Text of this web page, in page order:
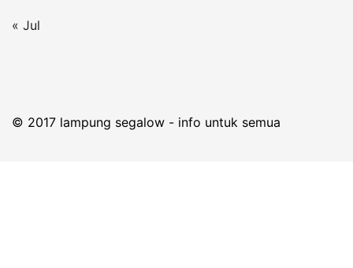
« Jul
© 2017 lampung segalow - info untuk semua